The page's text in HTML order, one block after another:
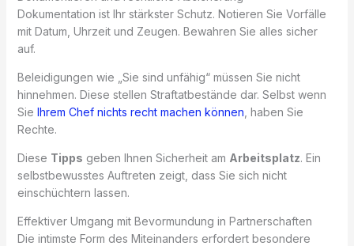
Dokumentation ist Ihr stärkster Schutz. Notieren Sie Vorfälle
mit Datum, Uhrzeit und Zeugen. Bewahren Sie alles sicher
auf.
Beleidigungen wie „Sie sind unfähig“ müssen Sie nicht
hinnehmen. Diese stellen Straftatbestände dar. Selbst wenn
Sie Ihrem Chef nichts recht machen können , haben Sie
Rechte.
Diese Tipps geben Ihnen Sicherheit am Arbeitsplatz. Ein
selbstbewusstes Auftreten zeigt, dass Sie sich nicht
einschüchtern lassen.
Effektiver Umgang mit Bevormundung in Partnerschaften
Die intimste Form des Miteinanders erfordert besondere